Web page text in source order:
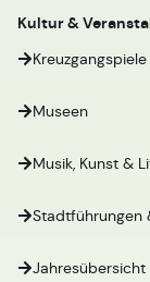
Kultur &
Kreuzgangspiele
Museen
Musik, Kunst &
Stadtführungen